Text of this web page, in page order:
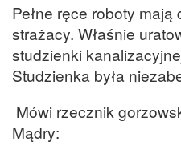
Pełne ręce roboty
strażacy. Właśnie
studzienki
Studzienka była
Mówi rzecznik
Mądry: